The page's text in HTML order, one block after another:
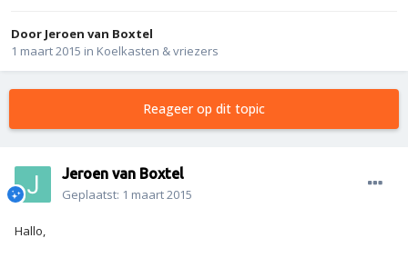
Door Jeroen van Boxtel
1 maart 2015 in Koelkasten & vriezers
Reageer op dit topic
Jeroen van Boxtel
Geplaatst: 1 maart 2015
Hallo,